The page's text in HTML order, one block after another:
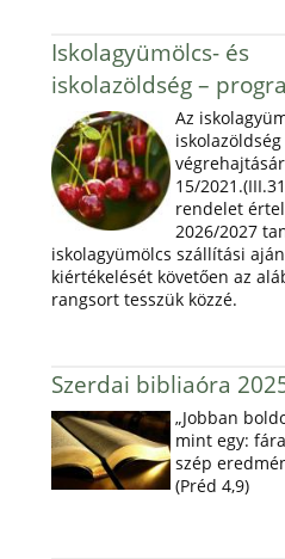
Iskolagyümölcs- és
iskolazöldség –
Az
15/
rendelet
2026/2027
iskolagyümölcs szállítási
kiértékelését követően az
rangsort tesszük közzé.
Szerdai bibliaóra
„Jobban
mint egy:
szép
(Préd 4,9)